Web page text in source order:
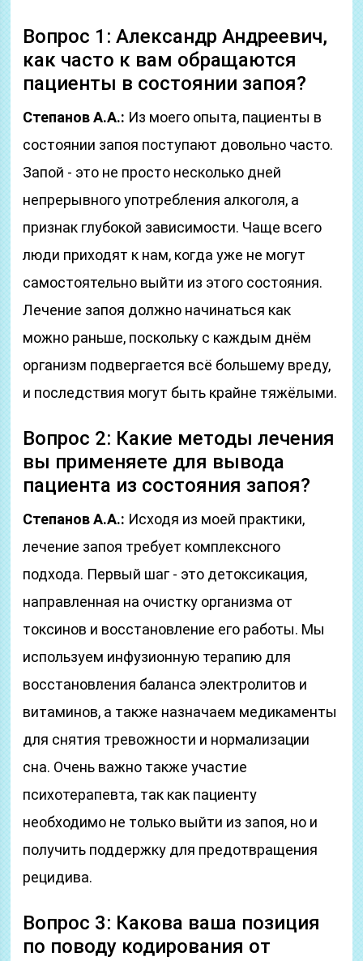
Вопрос 1: Александр Андреевич,
как часто к вам обращаются
пациенты в состоянии запоя?
Степанов А.А.: Из моего опыта, пациенты в
состоянии запоя поступают довольно часто.
Запой - это не просто несколько дней
непрерывного употребления алкоголя, а
признак глубокой зависимости. Чаще всего
люди приходят к нам, когда уже не могут
самостоятельно выйти из этого состояния.
Лечение запоя должно начинаться как
можно раньше, поскольку с каждым днём
организм подвергается всё большему вреду,
и последствия могут быть крайне тяжёлыми.
Вопрос 2: Какие методы лечения
вы применяете для вывода
пациента из состояния запоя?
Степанов А.А.: Исходя из моей практики,
лечение запоя требует комплексного
подхода. Первый шаг - это детоксикация,
направленная на очистку организма от
токсинов и восстановление его работы. Мы
используем инфузионную терапию для
восстановления баланса электролитов и
витаминов, а также назначаем медикаменты
для снятия тревожности и нормализации
сна. Очень важно также участие
психотерапевта, так как пациенту
необходимо не только выйти из запоя, но и
получить поддержку для предотвращения
рецидива.
Вопрос 3: Какова ваша позиция
по поводу кодирования от